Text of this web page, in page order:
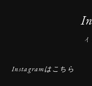
Instagramはこちら